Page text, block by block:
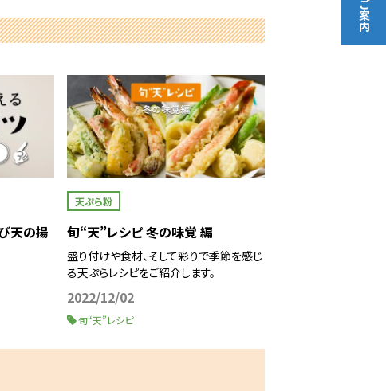
のご案内
天の揚
天ぷら粉
旬“天”レシピ 冬の味覚 編
盛り付けや食材、そして彩りで季節を感じ
る天ぷらレシピをご紹介します。
2022/12/02
旬“天”レシピ